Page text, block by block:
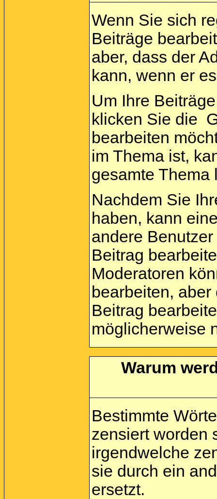
Wenn Sie sich
Beiträge
aber, dass der
kann, wenn er
Um Ihre
klicken Sie die
bearbeiten
im Thema ist,
gesamte Thema
Nachdem Sie
haben, kann
andere
Beitrag
Moderatoren
bearbeiten,
Beitrag
möglicherweise
Warum
Bestimmte
zensiert worden
irgendwelche
sie durch ein
ersetzt.